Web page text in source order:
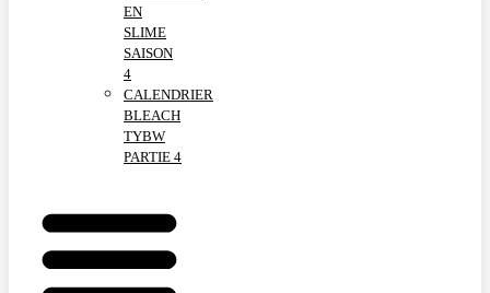
EN
SLIME
SAISON
4
CALENDRIER
BLEACH
TYBW
PARTIE 4